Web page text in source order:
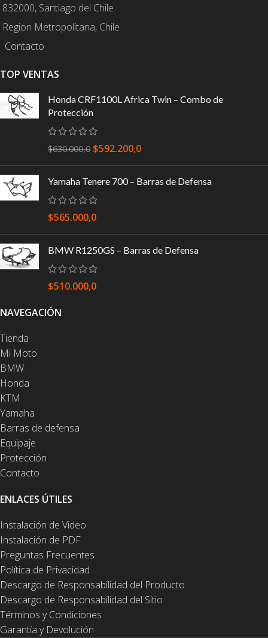
832000, Santiago del Chile
Region Metropolitana, Chile
Contacto
TOP VENTAS
Honda CRF1100L Africa Twin – Combo de
Protección
$630.000,0 $592.200,0
Yamaha Tenere 700 – Barras de Defensa
$565.000,0
BMW R1250GS – Barras de Defensa
$510.000,0
NAVEGACIÓN
Tienda
Mi Moto
BMW
Honda
KTM
Yamaha
Barras de defensa
Equipaje
Protección
Contacto
ENLACES ÚTILES
Instalación de Video
Instalación de PDF
Preguntas Frecuentes
Política de Privacidad
Descargo de Responsabilidad del Producto
Descargo de Responsabilidad del Sitio
Términos y Condiciones
Garantía y Devolución